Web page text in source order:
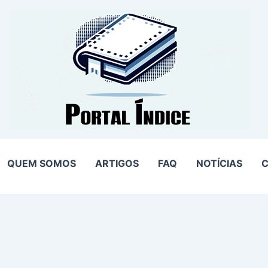
QUEM SOMOS ARTIGOS FAQ NOTÍCIAS